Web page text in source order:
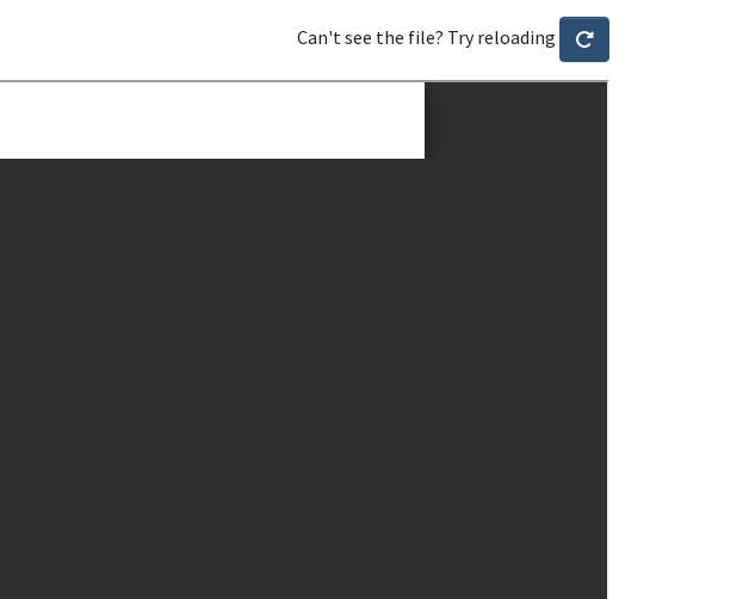
Can't see the file? Try reloading